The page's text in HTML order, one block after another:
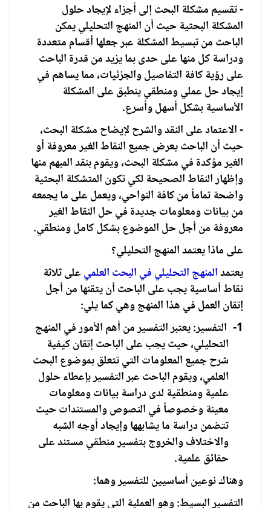
- تقسيم مشكلة البحث إلى أجزاء لإيجاد حلول
المشكلة البحثية حيث أن المنهج التحليلي يمكن
الباحث من تبسيط المشكلة عبر جعلها أقسام متعددة
ودراسة كل منها على حدى بما يزيد من قدرة الباحث
على رؤية كافة التفاصيل والجزئيات، مما يساهم في
إيجاد حل عملي ومنطقي ينطبق على المشكلة
الأساسية بشكل أسهل وأسرع.
- الاعتماد على النقد والشرح لإيضاح مشكلة البحث،
حيث أن الباحث يعرض جميع النقاط الغير معروفة أو
الغير مؤكدة في مشكلة البحث، ويقوم بنقد المبهم منها
وإظهار النقاط الصحيحة لكي تكون المتشكلة البحثية
واضحة تماماً من كافة النواحي، ويعمل على ما يجمعه
من بيانات ومعلومات جديدة في حل النقاط الغير
معروفة من أجل حل الموضوع بشكل كامل ومنطقي.
على ماذا يعتمد المنهج التحليلي؟
يعتمدالمنهج التحليلي في البحث العلميعلى ثلاثة
نقاط أساسية يجب على الباحث أن يتقنها من أجل
إتقان العمل في هذا المنهج وهي كما يلي:
1- التفسير: يعتبر التفسير من أهم الأمور في المنهج
التحليلي، حيث يجب على الباحث إتقان كيفية
شرح جميع المعلومات التي تتعلق بموضوع البحث
العلمي، ويقوم الباحث عبر التفسير بإعطاء حلول
علمية ومنطقية لدى دراسة بيانات ومعلومات
معينة وخصوصاً في النصوص والمستندات حيث
تتضمن دراسة ما يشابهها وإيجاد أوجه الشبه
والاختلاف والخروج بتفسير منطقي مستند على
حقائق علمية.
وهناك نوعين أساسيين للتفسير وهما:
التفسير البسيط: وهو العملية التي يقوم بها الباحث من